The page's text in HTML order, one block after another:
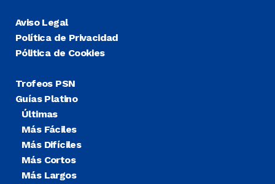
Aviso Legal
Política de Privacidad
Pólitica de Cookies
Trofeos PSN
Guías Platino
Últimas
Más Fáciles
Más Difíciles
Más Cortos
Más Largos